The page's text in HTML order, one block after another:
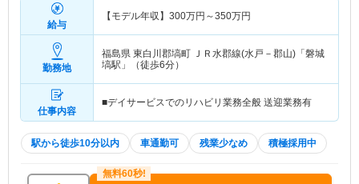
給与
【モデル年収】 300万円～350万円
勤務地
福島県 東白川郡塙町 ＪＲ水郡線(水戸－郡山)「磐城
塙駅」（徒歩6分）
仕事内容
■デイサービスでのリハビリ業務全般 送迎業務有
駅から徒歩10分以内 車通勤可 残業少なめ 積極採用中